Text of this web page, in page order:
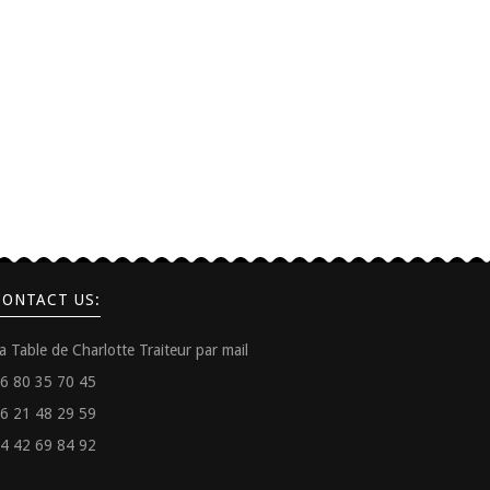
US:
Table de Charlotte Traiteur par mail
80 35 70 45
21 48 29 59
42 69 84 92